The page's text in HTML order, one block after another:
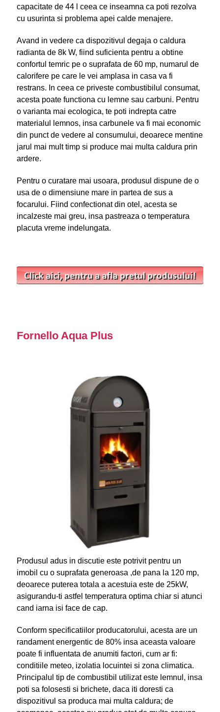
capacitate de 44 l ceea ce inseamna ca poti rezolva
cu usurinta si problema apei calde menajere.
Avand in vedere ca dispozitivul degaja o caldura
radianta de 8k W, fiind suficienta pentru a obtine
confortul temric pe o suprafata de 60 mp, numarul de
calorifere pe care le vei amplasa in casa va fi
restrans. In ceea ce priveste combustibilul consumat,
acesta poate functiona cu lemne sau carbuni. Pentru
o varianta mai ecologica, te poti indrepta catre
materialul lemnos, insa carbunele va fi mai economic
din punct de vedere al consumului, deoarece mentine
jarul mai mult timp si produce mai multa caldura prin
ardere.
Pentru o curatare mai usoara, produsul dispune de o
usa de o dimensiune mare in partea de sus a
focarului. Fiind confectionat din otel, acesta se
incalzeste mai greu, insa pastreaza o temperatura
placuta vreme indelungata.
Fornello Aqua Plus
Produsul adus in discutie este potrivit pentru un
imobil cu o suprafata generoasa ,de pana la 120 mp,
deoarece puterea totala a acestuia este de 25kW,
asigurandu-ti astfel temperatura optima chiar si atunci
cand iarna isi face de cap.
Conform specificatiilor producatorului, acesta are un
randament energentic de 80% insa aceasta valoare
poate fi influentata de anumiti factori, cum ar fi:
conditiile meteo, izolatia locuintei si zona climatica.
Principalul tip de combustibil utilizat este lemnul, insa
poti sa folosesti si brichete, daca iti doresti ca
dispozitivul sa produca mai multa caldura; de